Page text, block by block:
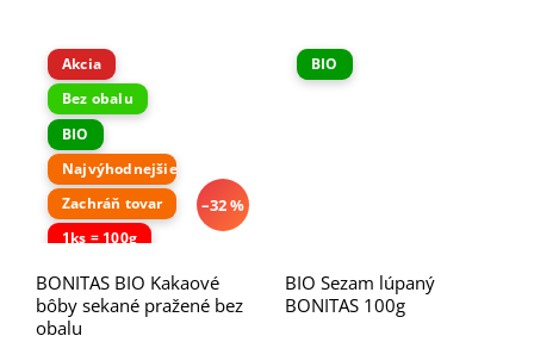
Akcia
Bez obalu
BIO
Najvýhodnejšie
Zachráň tovar
1ks = 100g
–32 %
BONITAS BIO Kakaové
bôby sekané pražené bez
obalu
BIO
BIO Sezam lúpaný
BONITAS 100g